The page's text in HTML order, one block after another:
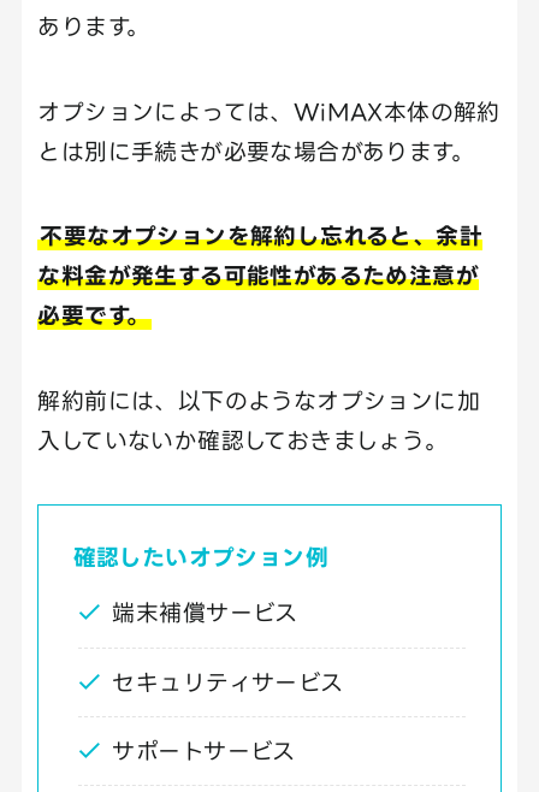
あります。
オプションによっては、WiMAX本体の解約
とは別に手続きが必要な場合があります。
不要なオプションを解約し忘れると、余計
な料金が発生する可能性があるため注意が
必要です。
解約前には、以下のようなオプションに加
入していないか確認しておきましょう。
確認したいオプション例
端末補償サービス
セキュリティサービス
サポートサービス